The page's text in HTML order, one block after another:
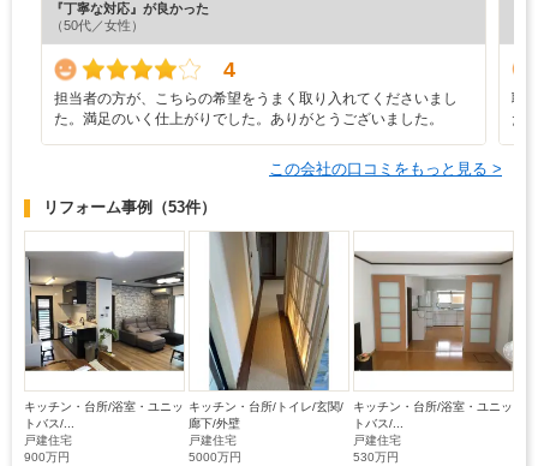
『丁寧な対応』が良かった
（50代／女性）
4
担当者の方が、こちらの希望をうまく取り入れてくださいまし
た。満足のいく仕上がりでした。ありがとうございました。
職
た
この会社の口コミをもっと見る >
リフォーム事例 （53件）
キッチン・台所/浴室・ユニッ
トバス/...
戸建住宅
900万円
キッチン・台所/トイレ/玄関/
廊下/外壁
戸建住宅
5000万円
キッチン・台所/浴室・ユニッ
トバス/...
戸建住宅
530万円